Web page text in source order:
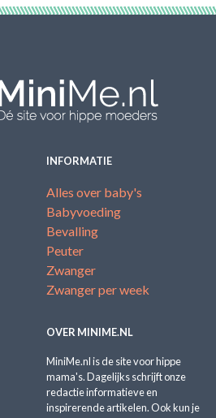
INFORMATIE
Alles over baby's
Babyvoeding
Bevalling
Peuter
Zwanger
Zwanger per week
OVER MINIME.NL
MiniMe.nl is de site voor hippe
mama's. Dagelijks schrijft onze
redactie informatieve en
inspirerende artikelen. Ook kun je